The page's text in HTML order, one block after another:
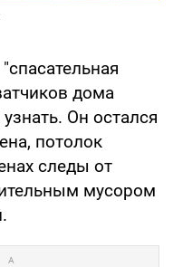
дома
Он остался
потолок
следы от
мусором